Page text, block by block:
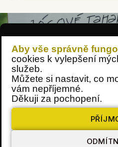
Aby vše správně
cookies k vylepšení
služeb.
Můžete si nastavit, co
vám nepříjemné.
Děkuji za pochopení.
Tvořím pro
Jógové taháky